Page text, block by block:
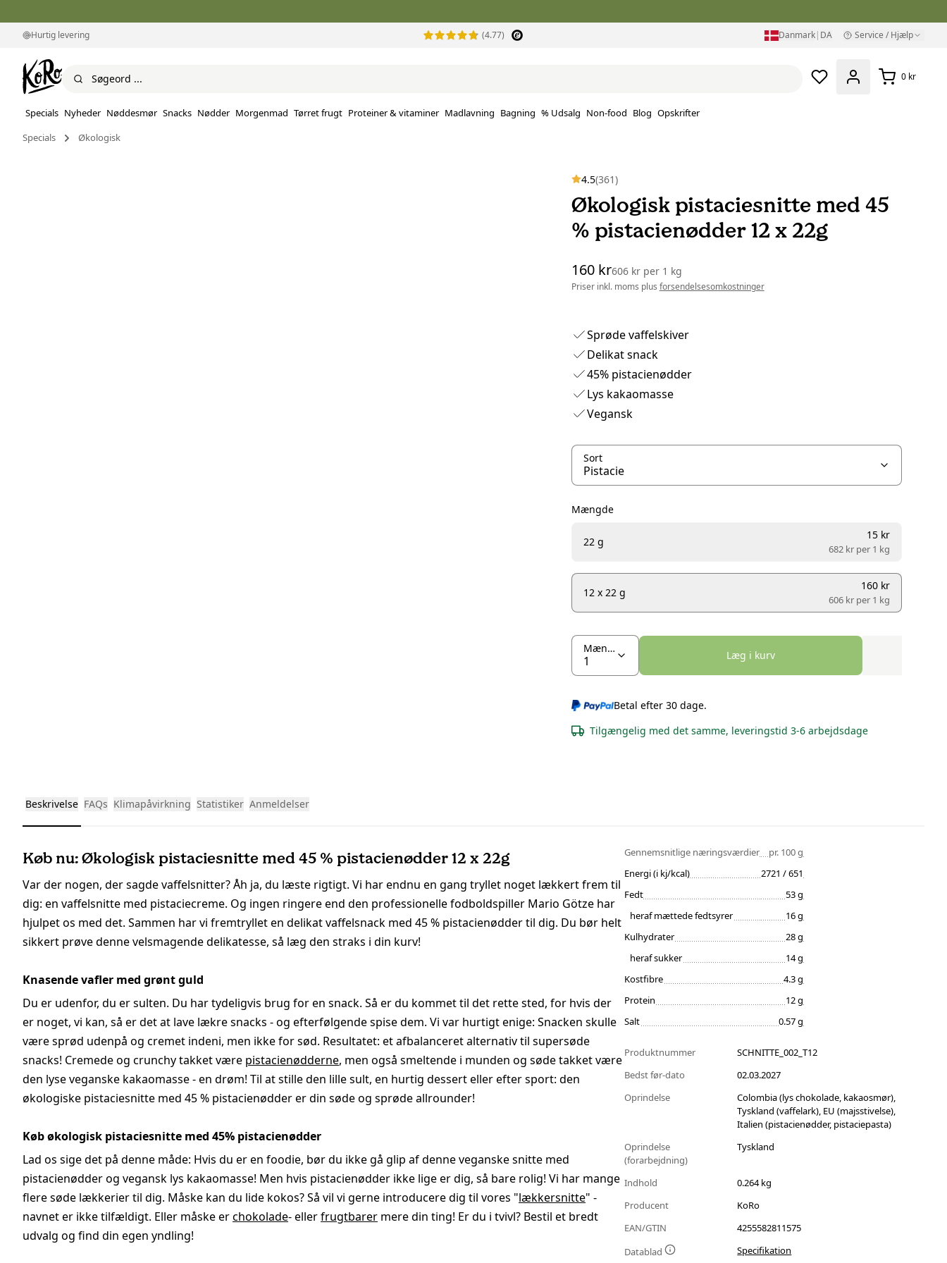
Hurtig levering (4.77) Danmark| DA Service / Hjælp
0 kr
Specials Nyheder Nøddesmør Snacks Nødder Morgenmad Tørret frugt Proteiner & vitaminer Madlavning Bagning % Udsalg Non-food Blog Opskrifter
Specials
Økologisk
4.5(361)
Økologisk pistaciesnitte med 45
% pistacienødder 12 x 22g
160 kr606 kr per1 kg
Priser inkl. moms plus forsendelsesomkostninger
Sprøde vaffelskiver
Delikat snack
45% pistacienødder
Lys kakaomasse
Vegansk
Sort
Mængde
22 g
15 kr
682 kr per1 kg
12 x 22 g
160 kr
606 kr per1 kg
Mængde
Læg i kurv
Betal efter 30 dage.
Tilgængelig med det samme, leveringstid 3-6 arbejdsdage
Beskrivelse FAQs Klimapåvirkning Statistiker Anmeldelser
Køb nu: Økologisk pistaciesnitte med 45 % pistacienødder 12 x 22g
Var der nogen, der sagde vaffelsnitter? Åh ja, du læste rigtigt. Vi har endnu en gang tryllet noget lækkert frem til
dig: en vaffelsnitte med pistaciecreme. Og ingen ringere end den professionelle fodboldspiller Mario Götze har
hjulpet os med det. Sammen har vi fremtryllet en delikat vaffelsnack med 45 % pistacienødder til dig. Du bør helt
sikkert prøve denne velsmagende delikatesse, så læg den straks i din kurv!
Knasende vafler med grønt guld
Du er udenfor, du er sulten. Du har tydeligvis brug for en snack. Så er du kommet til det rette sted, for hvis der
er noget, vi kan, så er det at lave lækre snacks - og efterfølgende spise dem. Vi var hurtigt enige: Snacken skulle
være sprød udenpå og cremet indeni, men ikke for sød. Resultatet: et afbalanceret alternativ til supersøde
snacks! Cremede og crunchy takket være pistacienødderne, men også smeltende i munden og søde takket være
den lyse veganske kakaomasse - en drøm! Til at stille den lille sult, en hurtig dessert eller efter sport: den
økologiske pistaciesnitte med 45 % pistacienødder er din søde og sprøde allrounder!
Køb økologisk pistaciesnitte med 45% pistacienødder
Lad os sige det på denne måde: Hvis du er en foodie, bør du ikke gå glip af denne veganske snitte med
pistacienødder og vegansk lys kakaomasse! Men hvis pistacienødder ikke lige er dig, så bare rolig! Vi har mange
flere søde lækkerier til dig. Måske kan du lide kokos? Så vil vi gerne introducere dig til vores "lækkersnitte" -
navnet er ikke tilfældigt. Eller måske erchokolade- ellerfrugtbarer mere din ting! Er du i tvivl? Bestil et bredt
udvalg og find din egen yndling!
Gennemsnitlige næringsværdier
pr. 100 g
Energi (i kj/kcal)
2721 / 651
Fedt
53 g
heraf mættede fedtsyrer
16 g
Kulhydrater
28 g
heraf sukker
14 g
Kostfibre
4.3 g
Protein
12 g
Salt
0.57 g
Produktnummer
SCHNITTE_002_T12
Bedst før-dato
02.03.2027
Oprindelse
Colombia (lys chokolade, kakaosmør),
Tyskland (vaffelark), EU (majsstivelse),
Italien (pistacienødder, pistaciepasta)
Oprindelse
(forarbejdning)
Tyskland
Indhold
0.264 kg
Producent
KoRo
EAN/GTIN
4255582811575
Datablad
Specifikation